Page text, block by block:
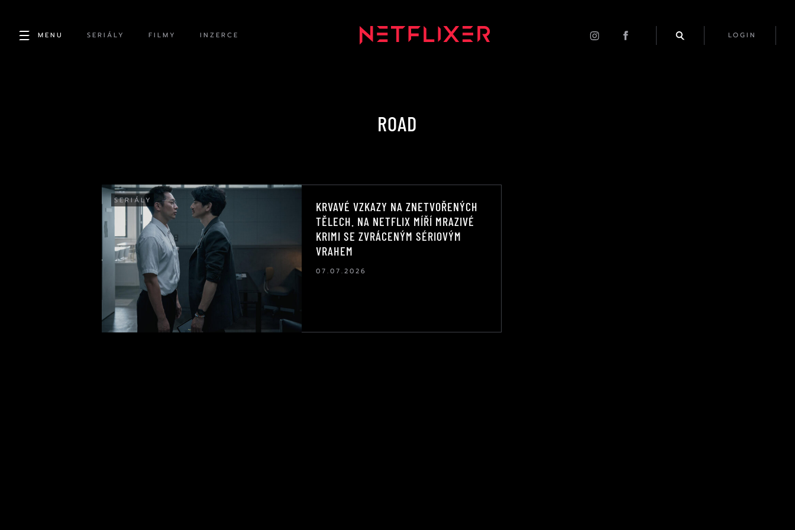
MENU SERIÁLY FILMY INZERCE LOGIN
ROAD
SERIÁLY
KRVAVÉ VZKAZY NA ZNETVOŘENÝCH
TĚLECH. NA NETFLIX MÍŘÍ MRAZIVÉ
KRIMI SE ZVRÁCENÝM SÉRIOVÝM
VRAHEM
07.07.2026